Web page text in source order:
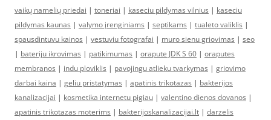
vaikų namelių priedai | toneriai | kaseciu pildymas vilnius | kaseciu
pildymas kaunas | valymo įrenginiams | septikams | tualeto valiklis |
spausdintuvu kainos | vestuviu fotografai | muro sienu griovimas | seo
| bateriju ikrovimas | patikimumas | orapute JDK S 60 | oraputes
membranos | indu ploviklis | pavojingu atlieku tvarkymas | griovimo
darbai kaina | geliu pristatymas | apatinis trikotazas | bakterijos
kanalizacijai | kosmetika internetu pigiau | valentino dienos dovanos |
apatinis trikotazas moterims | bakterijoskanalizacijai.lt | darzelis